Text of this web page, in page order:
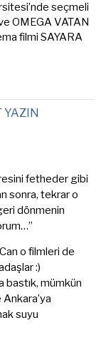
seçmeli
OMEGA VATAN
filmi SAYARA
YAZIN
fetheder gibi
sonra, tekrar o
dönmenin
o filmleri de
:)
bastık, mümkün
suyu